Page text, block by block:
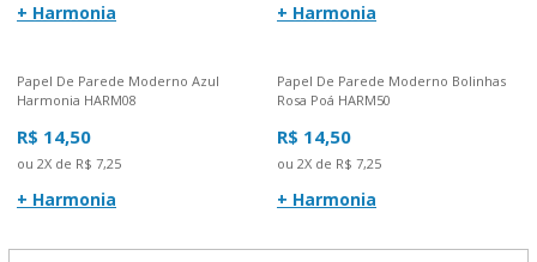
+ Harmonia + Harmonia
Papel De Parede Moderno Azul
Harmonia HARM08
R$ 14,50
ou 2X de R$ 7,25
+ Harmonia
Papel De Parede Moderno Bolinhas
Rosa Poá HARM50
R$ 14,50
ou 2X de R$ 7,25
+ Harmonia